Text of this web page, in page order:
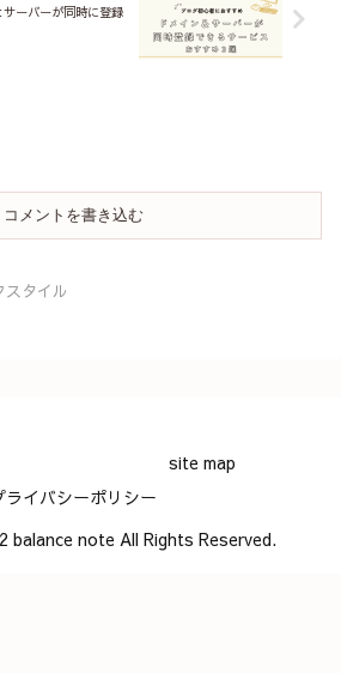
ーバーが同時に登録
コメントを書き込む
スタイル
site map
ライバシーポリシー
balance note All Rights Reserved.